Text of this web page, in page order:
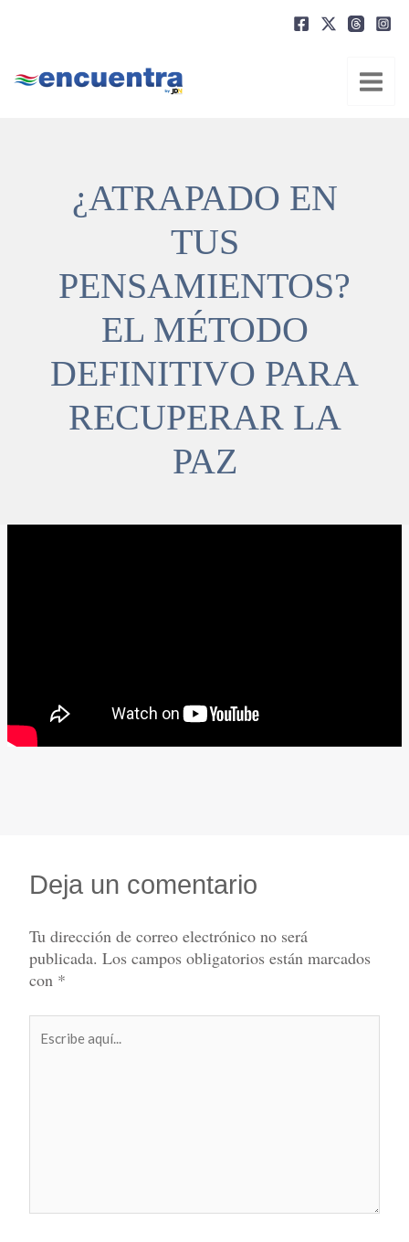
¿ATRAPADO EN
TUS
PENSAMIENTOS?
EL MÉTODO
DEFINITIVO PARA
RECUPERAR LA
PAZ
Deja un comentario
Tu dirección de correo electrónico no será
publicada. Los campos obligatorios están marcados
con *
aquí...